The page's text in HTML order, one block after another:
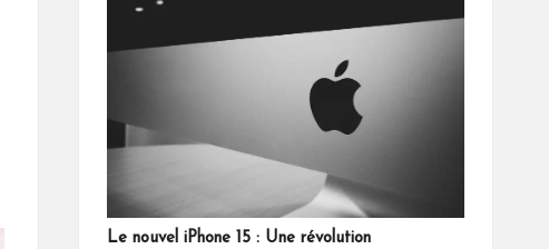
Le nouvel iPhone 15 : Une révolution